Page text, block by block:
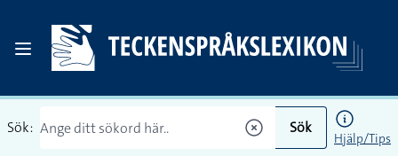
Sök: Sök
Hjälp/Tips